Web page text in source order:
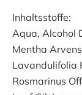
Inhaltsstoffe:
Aqua, Alcohol
Mentha
Lavandulifolia
Rosmarinus